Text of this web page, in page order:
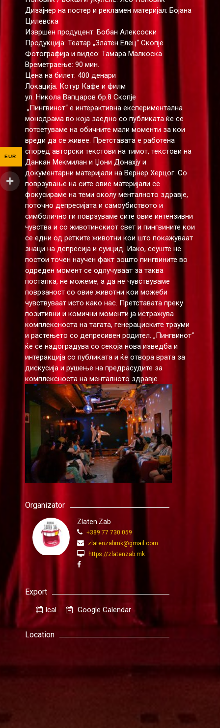
Дизајнер на постер и рекламен материјал: Бојана
Цилевска
Извршен продуцент: Бобан Алексоски
Продукција: Театар „Златен Елец“ Скопје
Фотографија и видео: Тамара Малкоска
Времетраење: 90 мин.
Цена на билет: 400 денари
Локација: Котур Кафе и филм
ул. Никола Вапцаров бр.8 Скопје
„Пингвинот“ е интерактивна експериментална
монодрама во која заедно со публиката ќе се
потсетуваме на обичните мали моменти за кои
вреди да се живее. Претставата е работена
според авторски текстови на тимот, текстови на
Данкан Мекмилан и Џони Донахjу и
документарни материјали на Вернер Херцог. Со
поврзување на сите овие материјали се
фокусираме на теми околу менталното здравје,
поточно депресијата и самоубиството и
симболично ги поврзуваме сите овие интензивни
чувства и со животинскиот свет и пингвините кои
се едни од ретките животни кои што покажуваат
знаци на депресија и суицид. Иако, сеуште не
постои точен научен факт зошто пингвините во
одреден момент се одлучуваат за таква
постапка, не можеме, а да не чувствуваме
поврзаност со овие животни кои можеби
чувствуваат исто како нас. Претставата преку
позитивни и комични моменти ја истражува
комплексноста на тагата, генерациските трауми
и растењето со депресивен родител. „Пингвинот“
ќе се надоградува со секоја нова изведба и
интеракција со публиката и ќе отвора врата за
дискусија и рушење на предрасудите за
комплексноста на менталното здравје.
Organizator
Zlaten Zab
+389 77 730 059
zlatenzabmk@gmail.com
https://zlatenzab.mk
Export
Ical Google Calendar
Location
EUR